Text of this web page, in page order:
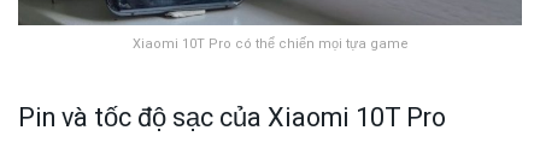
Xiaomi 10T Pro có thể chiến mọi tựa game
Pin và tốc độ sạc của Xiaomi 10T Pro